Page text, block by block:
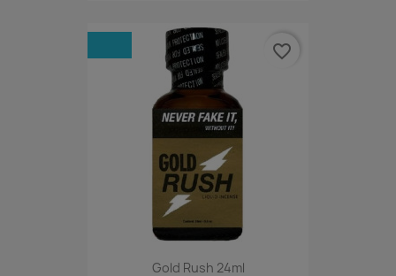
Gold Rush 24ml
favorite_border